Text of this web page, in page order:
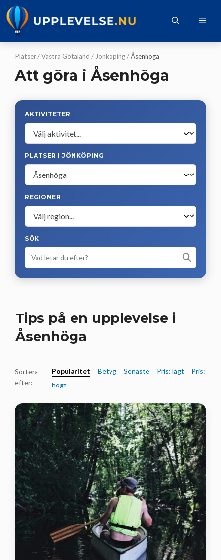
Hoppa
till
innehåll
Platser/Västra Götaland / Jönköping/Åsenhöga
Att göra i Åsenhöga
AKTIVITETER
PLATSER I JÖNKÖPING
REGIONER
SÖK
Tips på en upplevelse i
Åsenhöga
Sortera
efter:
Popularitet Betyg Senaste Pris: lågt
Pris:
högt